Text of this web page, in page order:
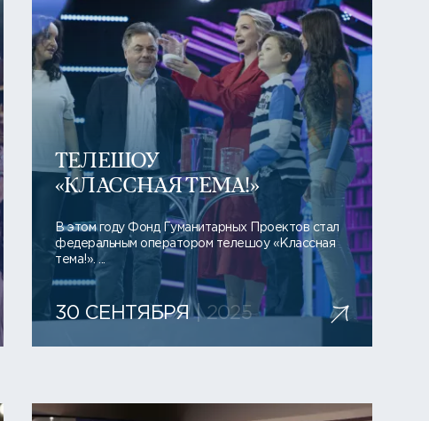
ТЕЛЕШОУ
«КЛАССНАЯ ТЕМА!»
В этом году Фонд Гуманитарных Проектов стал
федеральным оператором телешоу «Классная
тема!». ...
30 СЕНТЯБРЯ| 2025